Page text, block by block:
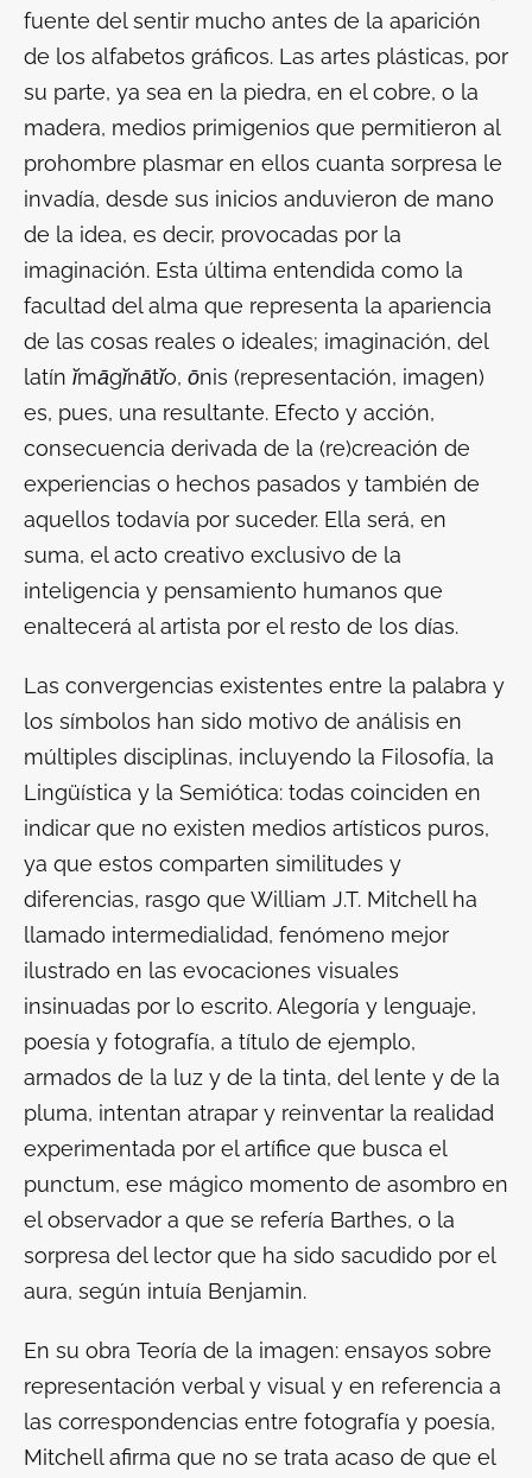
fuente del sentir mucho antes de la aparición
de los alfabetos gráficos. Las artes plásticas, por
su parte, ya sea en la piedra, en el cobre, o la
madera, medios primigenios que permitieron al
prohombre plasmar en ellos cuanta sorpresa le
invadía, desde sus inicios anduvieron de mano
de la idea, es decir, provocadas por la
imaginación. Esta última entendida como la
facultad del alma que representa la apariencia
de las cosas reales o ideales; imaginación, del
latín ĭmāgĭnātĭo, ōnis (representación, imagen)
es, pues, una resultante. Efecto y acción,
consecuencia derivada de la (re)creación de
experiencias o hechos pasados y también de
aquellos todavía por suceder. Ella será, en
suma, el acto creativo exclusivo de la
inteligencia y pensamiento humanos que
enaltecerá al artista por el resto de los días.
Las convergencias existentes entre la palabra y
los símbolos han sido motivo de análisis en
múltiples disciplinas, incluyendo la Filosofía, la
Lingüística y la Semiótica: todas coinciden en
indicar que no existen medios artísticos puros,
ya que estos comparten similitudes y
diferencias, rasgo que William J.T. Mitchell ha
llamado intermedialidad, fenómeno mejor
ilustrado en las evocaciones visuales
insinuadas por lo escrito. Alegoría y lenguaje,
poesía y fotografía, a título de ejemplo,
armados de la luz y de la tinta, del lente y de la
pluma, intentan atrapar y reinventar la realidad
experimentada por el artífice que busca el
punctum, ese mágico momento de asombro en
el observador a que se refería Barthes, o la
sorpresa del lector que ha sido sacudido por el
aura, según intuía Benjamin.
En su obra Teoría de la imagen: ensayos sobre
representación verbal y visual y en referencia a
las correspondencias entre fotografía y poesía,
Mitchell afirma que no se trata acaso de que el